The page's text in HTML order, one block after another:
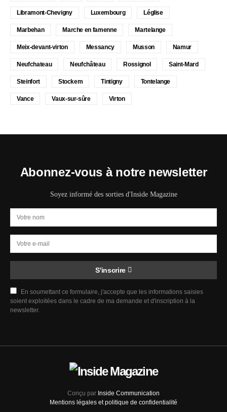
Libramont-Chevigny Luxembourg Léglise
Marbehan Marche en famenne Martelange
Meix-devant-virton Messancy Musson Namur
Neufchateau Neufchâteau Rossignol Saint-Mard
Steinfort Stockem Tintigny Tontelange
Vance Vaux-sur-sûre Virton
Abonnez-vous à notre newsletter
Soyez informé des sorties d'Inside Magazine
S'inscrire
En soumettant ce formulaire, j'accepte que les informations saisies
soient exploitées dans le cadre de ma demande et d'inscription à la
newsletter.
Conçu par Inside Communication
Mentions légales et politique de confidentialité